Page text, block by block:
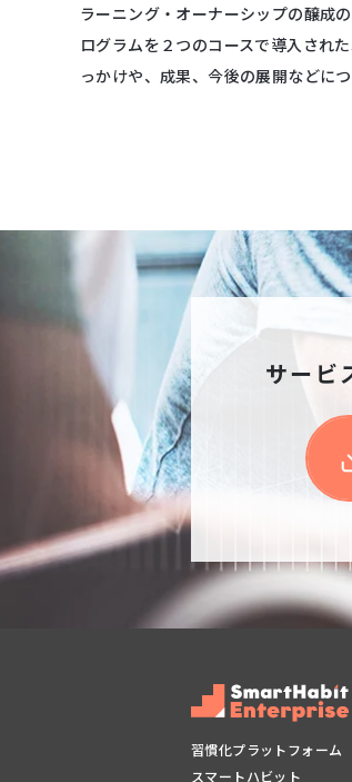
ラーニング・オーナーシップの醸成
ログラムを２つのコースで導入され
っかけや、成果、今後の展開などに
サービ
習慣化プラットフォーム
スマートハビット